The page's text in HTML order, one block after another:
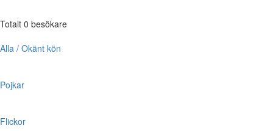
Totalt 0 besökare
Alla / Okänt kön
Pojkar
Flickor